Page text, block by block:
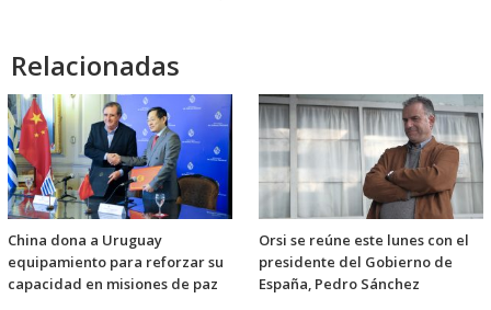
Relacionadas
China dona a Uruguay
equipamiento para reforzar su
capacidad en misiones de paz
Orsi se reúne este lunes con el
presidente del Gobierno de
España, Pedro Sánchez